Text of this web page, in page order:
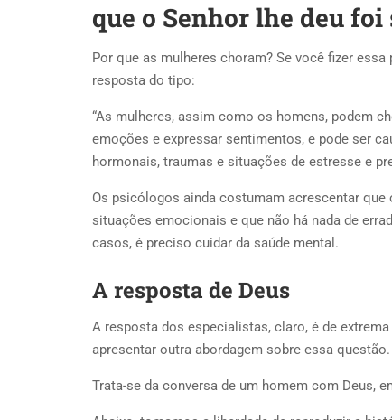
que o Senhor lhe deu
Por que as mulheres choram? Se você fizer
resposta do tipo:
“As mulheres, assim como os homens, podem
emoções e expressar sentimentos, e pode ser
hormonais, traumas e situações de estresse e
Os psicólogos ainda costumam acrescentar
situações emocionais e que não há nada de
casos, é preciso cuidar da saúde mental.
A resposta de Deus
A resposta dos especialistas, claro, é de
apresentar outra abordagem sobre essa questão.
Trata-se da conversa de um homem com Deus,